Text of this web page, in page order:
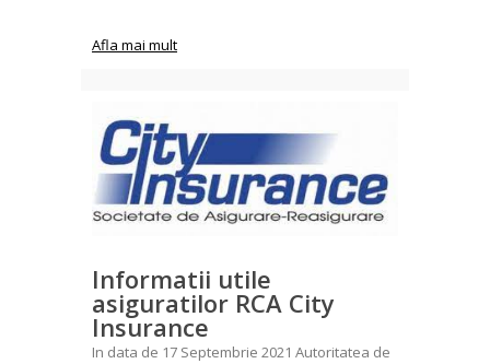
Afla mai mult
Informatii utile
asiguratilor RCA City
Insurance
In data de 17 Septembrie 2021 Autoritatea de